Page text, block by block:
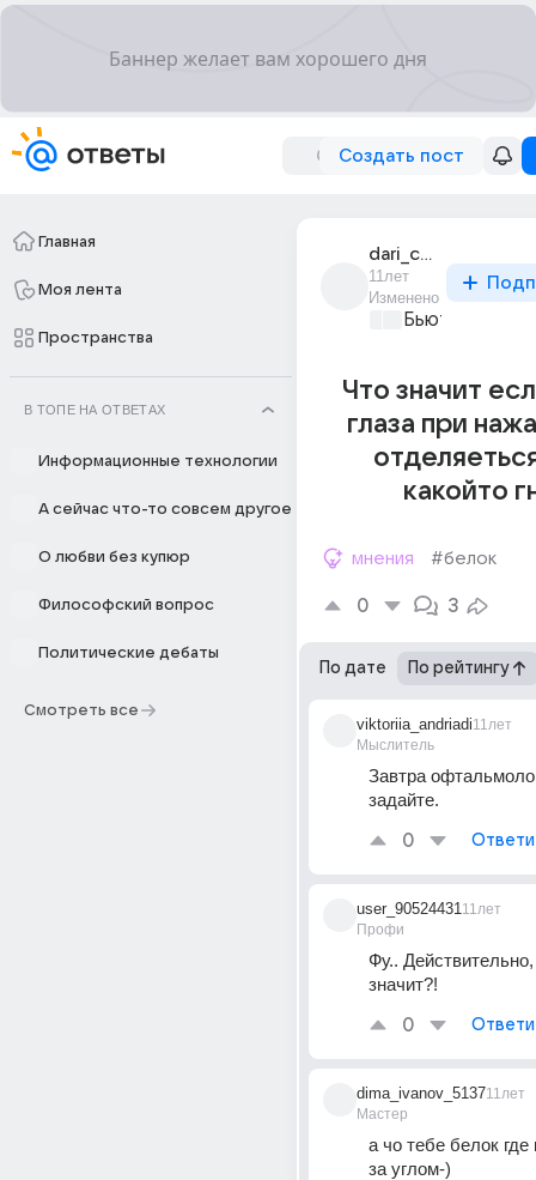
Создать пост
Главная
Моя лента
Пространства
В ТОПЕ НА ОТВЕТАХ
Информационные технологии
А сейчас что-то совсем другое
О любви без купюр
Философский вопрос
Политические дебаты
Смотреть все
dari_cert
11лет
Изменено
Бьютилэнд
Что значит
глаза при
какойто
мнения #белок
0 3
По дате По рейтингу
viktoriia_andriadi
Мыслитель
11лет
Завтра
задайте.
0
user_90524431
Профи
11лет
Фу.. Действительно,
значит?!
0
dima_ivanov_5137
Мастер
11лет
а чо тебе белок где
за углом-)